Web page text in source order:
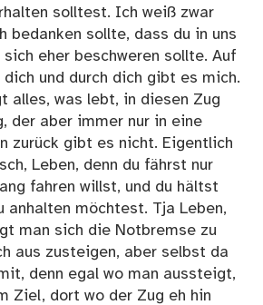
solltest. Ich weiß zwar
bedanken sollte, dass du in uns
eher beschweren sollte. Auf
und durch dich gibt es mich.
alles, was lebt, in diesen Zug
der aber immer nur in eine
zurück gibt es nicht. Eigentlich
Leben, denn du fährst nur
fahren willst, und du hältst
anhalten möchtest. Tja Leben,
man sich die Notbremse zu
aus zusteigen, aber selbst da
denn egal wo man aussteigt,
Ziel, dort wo der Zug eh hin